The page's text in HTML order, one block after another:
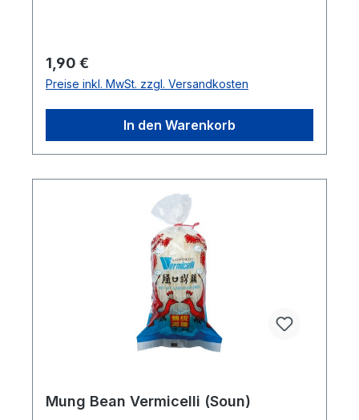
Regulärer Preis:
1,90 €
Preise inkl. MwSt. zzgl. Versandkosten
In den Warenkorb
Mung Bean Vermicelli (Soun)